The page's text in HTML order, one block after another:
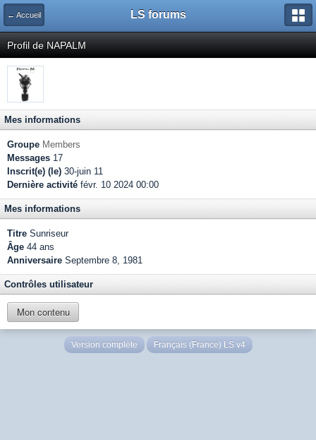
← Accueil LS forums
Profil de NAPALM
Mes informations
Groupe Members
Messages 17
Inscrit(e) (le) 30-juin 11
Dernière activité févr. 10 2024 00:00
Mes informations
Titre Sunriseur
Âge 44 ans
Anniversaire Septembre 8, 1981
Contrôles utilisateur
Mon contenu
Version complète Français (France) LS v4